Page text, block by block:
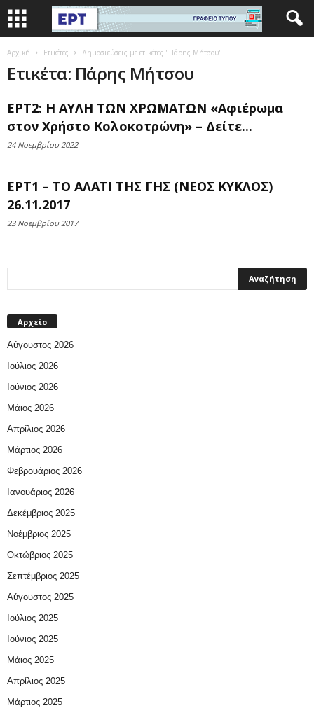
Αρχική Ετικέτες Δημοσιεύσεις με ετικέτες "Πάρης Μήτσου"
Ετικέτα: Πάρης Μήτσου
ΕΡΤ2: Η ΑΥΛΗ ΤΩΝ ΧΡΩΜΑΤΩΝ «Αφιέρωμα
στον Χρήστο Κολοκοτρώνη» – Δείτε...
24 Νοεμβρίου 2022
ΕΡΤ1 – ΤΟ ΑΛΑΤΙ ΤΗΣ ΓΗΣ (ΝΕΟΣ ΚΥΚΛΟΣ)
26.11.2017
23 Νοεμβρίου 2017
Αρχείο
Αύγουστος 2026
Ιούλιος 2026
Ιούνιος 2026
Μάιος 2026
Απρίλιος 2026
Μάρτιος 2026
Φεβρουάριος 2026
Ιανουάριος 2026
Δεκέμβριος 2025
Νοέμβριος 2025
Οκτώβριος 2025
Σεπτέμβριος 2025
Αύγουστος 2025
Ιούλιος 2025
Ιούνιος 2025
Μάιος 2025
Απρίλιος 2025
Μάρτιος 2025